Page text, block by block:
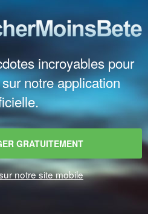
incroyables pour
notre application
GRATUITEMENT
notre site mobile